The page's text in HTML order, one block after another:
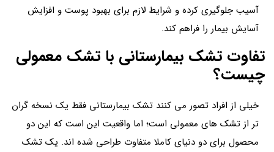
آسیب جلوگیری کرده و شرایط لازم برای بهبود پوست و افزایش
آسایش بیمار را فراهم کند.
تفاوت تشک بیمارستانی با تشک معمولی
چیست؟
خیلی از افراد تصور می کنند تشک بیمارستانی فقط یک نسخه گران
تر از تشک های معمولی است؛ اما واقعیت این است که این دو
محصول برای دو دنیای کاملا متفاوت طراحی شده اند. یک تشک